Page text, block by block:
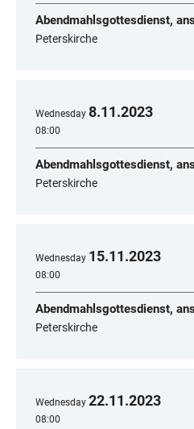
Abendmahlsgottesdienst,
Peterskirche
Wednesday 8.11.2023
08:00
Abendmahlsgottesdienst,
Peterskirche
Wednesday 15.11.2023
08:00
Abendmahlsgottesdienst,
Peterskirche
Wednesday 22.11.2023
08:00